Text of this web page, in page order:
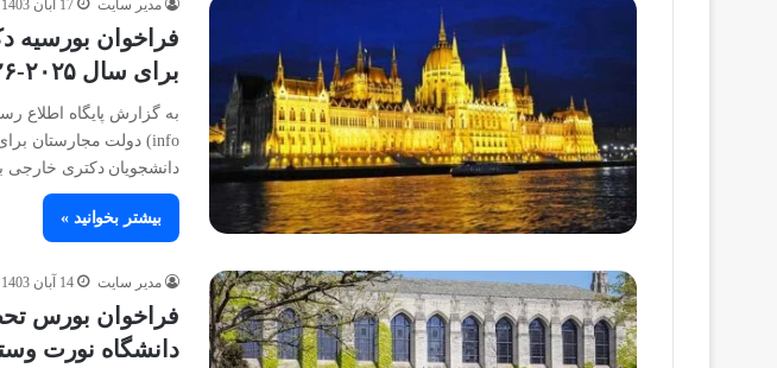
مدیر سایت 17 آبان 1403
فراخوان بورسیه
برای سال ۲۰۲۵-۲۰۲۶
دانشجویان دکتری
بیشتر بخوانید »
مدیر سایت 14 آبان 1403
دانشگاه نورت